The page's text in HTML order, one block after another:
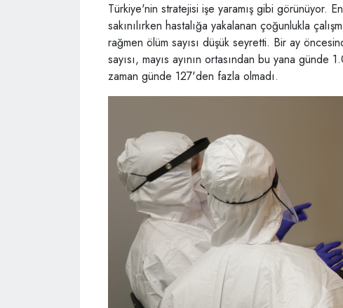
Türkiye'nin stratejisi işe yaramış gibi görünüyor.
sakınılırken hastalığa yakalanan çoğunlukla
rağmen ölüm sayısı düşük seyretti. Bir ay
sayısı, mayıs ayının ortasından bu yana
zaman günde 127'den fazla olmadı.